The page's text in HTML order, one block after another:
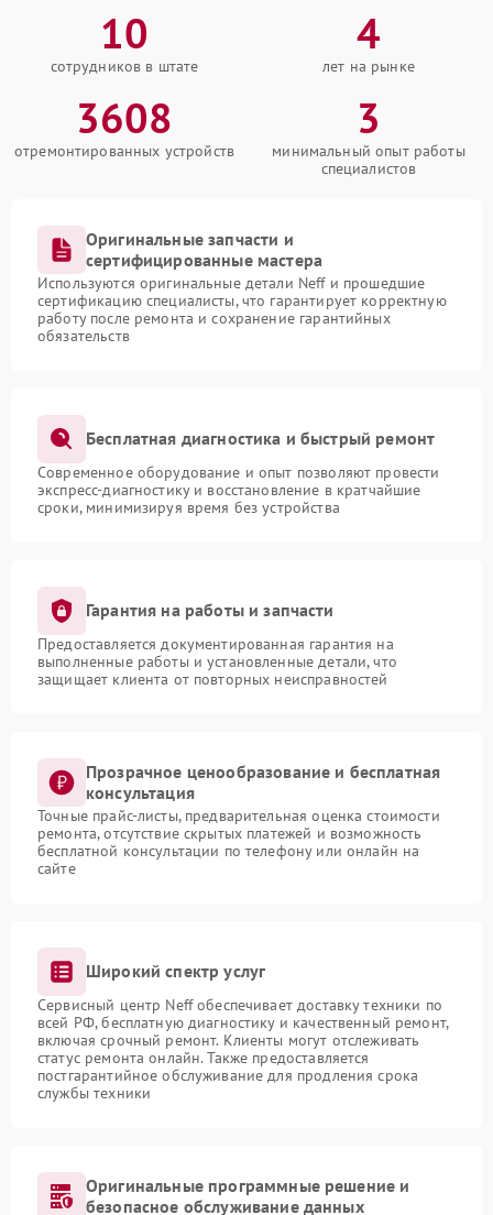
10
сотрудников в штате
4
лет на рынке
3608
отремонтированных устройств
3
минимальный опыт работы
специалистов
Оригинальные запчасти и
сертифицированные мастера
Используются оригинальные детали Neff и прошедшие
сертификацию специалисты, что гарантирует корректную
работу после ремонта и сохранение гарантийных
обязательств
Бесплатная диагностика и быстрый ремонт
Современное оборудование и опыт позволяют провести
экспресс-диагностику и восстановление в кратчайшие
сроки, минимизируя время без устройства
Гарантия на работы и запчасти
Предоставляется документированная гарантия на
выполненные работы и установленные детали, что
защищает клиента от повторных неисправностей
Прозрачное ценообразование и бесплатная
консультация
Точные прайс-листы, предварительная оценка стоимости
ремонта, отсутствие скрытых платежей и возможность
бесплатной консультации по телефону или онлайн на
сайте
Широкий спектр услуг
Сервисный центр Neff обеспечивает доставку техники по
всей РФ, бесплатную диагностику и качественный ремонт,
включая срочный ремонт. Клиенты могут отслеживать
статус ремонта онлайн. Также предоставляется
постгарантийное обслуживание для продления срока
службы техники
Оригинальные программные решение и
безопасное обслуживание данных